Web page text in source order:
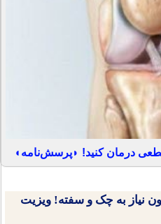
درمان کنید! ◗پرسش‌نامه◖
نیاز به چک و سفته! ویزیت